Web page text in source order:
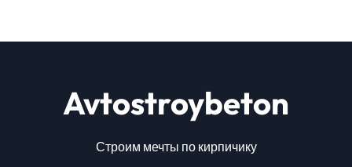
Avtostroybeton
Строим мечты по кирпичику